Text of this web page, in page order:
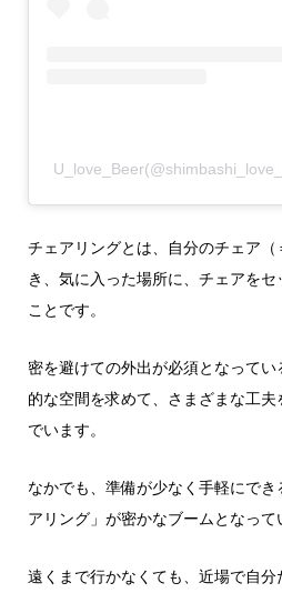
チェアリングとは、自分のチェア
き、気に入った場所に、チェアを
ことです。
密を避けての外出が必須となって
的な空間を求めて、さまざまな工
でいます。
なかでも、準備が少なく手軽にで
アリング」が密かなブームとなって
遠くまで行かなくても、近場で自